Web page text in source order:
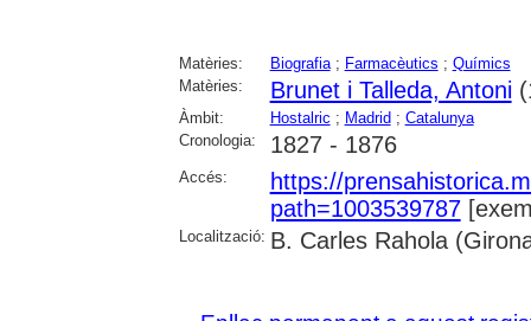
Matèries: Biografia; Farmacèutics ; Químics
Matèries:
Brunet i Talleda, Antoni
Àmbit: Hostalric ; Madrid ; Catalunya
Cronologia:
1827 - 1876
Accés:
https://
path=1003539787
Localització: B. Carles Rahola